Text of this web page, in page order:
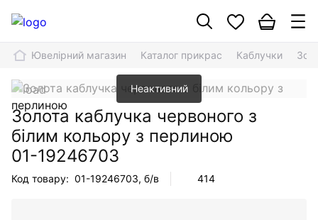
Ювелірний магазин Каталог прикрас Каблучки
Неактивний
Золота каблучка червоного з
білим кольору з перлиною
01-19246703
Код товару: 01-19246703, б/в 414